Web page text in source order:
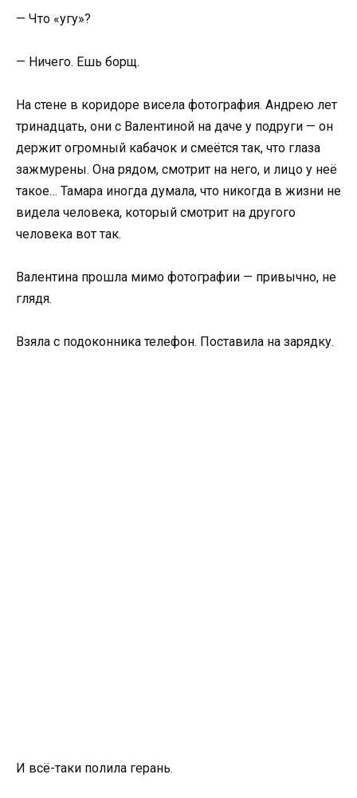
— Что «угу»?
— Ничего. Ешь борщ.
На стене в коридоре висела фотография. Андрею лет
тринадцать, они с Валентиной на даче у подруги — он
держит огромный кабачок и смеётся так, что глаза
зажмурены. Она рядом, смотрит на него, и лицо у неё
такое… Тамара иногда думала, что никогда в жизни не
видела человека, который смотрит на другого
человека вот так.
Валентина прошла мимо фотографии — привычно, не
глядя.
Взяла с подоконника телефон. Поставила на зарядку.
И всё-таки полила герань.